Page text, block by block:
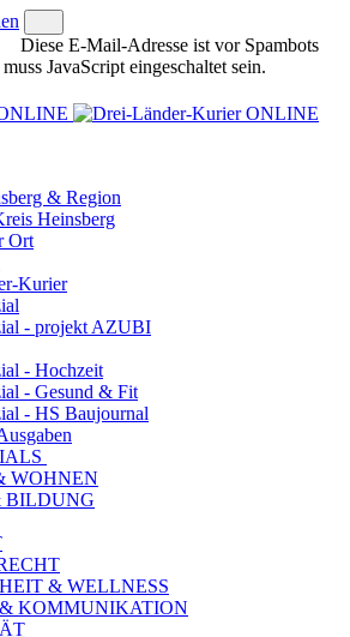
Diese E-Mail-Adresse ist vor Spambots
JavaScript eingeschaltet sein.
& Region
Heinsberg
Ort
Kurier
- projekt AZUBI
- Hochzeit
- Gesund & Fit
- HS Baujournal
WOHNEN
BILDUNG
& WELLNESS
KOMMUNIKATION